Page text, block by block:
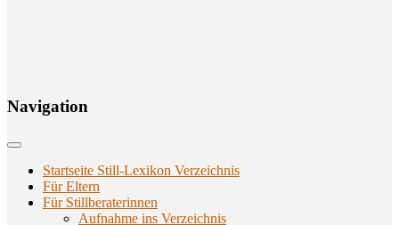
Navi­ga­ti­on
Startseite Still-Lexikon Verzeichnis
Für Eltern
Für Stillberaterinnen
Aufnahme ins Verzeichnis